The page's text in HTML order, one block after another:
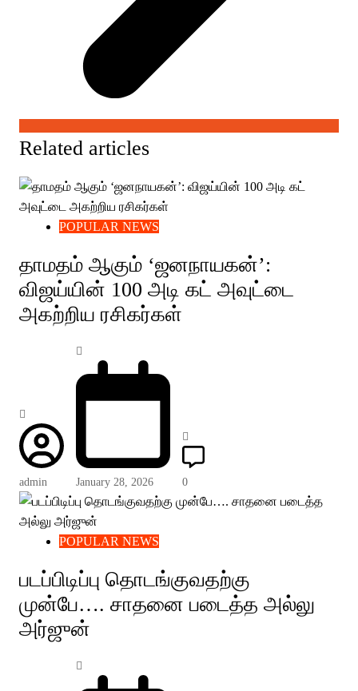
Related articles
POPULAR NEWS
தாமதம் ஆகும் ‘ஜனநாயகன்’:
விஜய்யின் 100 அடி கட் அவுட்டை
அகற்றிய ரசிகர்கள்
admin January 28, 2026 0
POPULAR NEWS
படப்பிடிப்பு தொடங்குவதற்கு
முன்பே…. சாதனை படைத்த அல்லு
அர்ஜுன்